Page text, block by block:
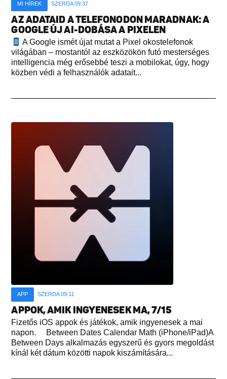
MI HÍREK SZERDA 09:37
AZ ADATAID A TELEFONODON MARADNAK: A
GOOGLE ÚJ AI-DOBÁSA A PIXELEN
A Google ismét újat mutat a Pixel okostelefonok
világában – mostantól az eszközökön futó mesterséges
intelligencia még erősebbé teszi a mobilokat, úgy, hogy
közben védi a felhasználók adatait...
APP SZERDA 09:11
APPOK, AMIK INGYENESEK MA, 7/15
Fizetős iOS appok és játékok, amik ingyenesek a mai
napon. Between Dates Calendar Math (iPhone/iPad)A
Between Days alkalmazás egyszerű és gyors megoldást
kínál két dátum közötti napok kiszámítására...